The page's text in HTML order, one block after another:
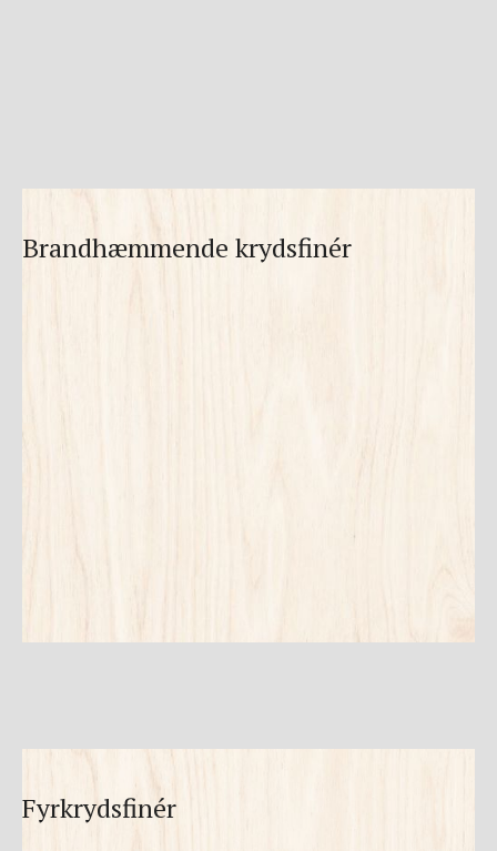
Brandhæmmende krydsfinér
Fyrkrydsfinér